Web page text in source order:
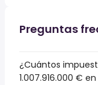
Preguntas
¿Cuántos
1.007.916.000 € en